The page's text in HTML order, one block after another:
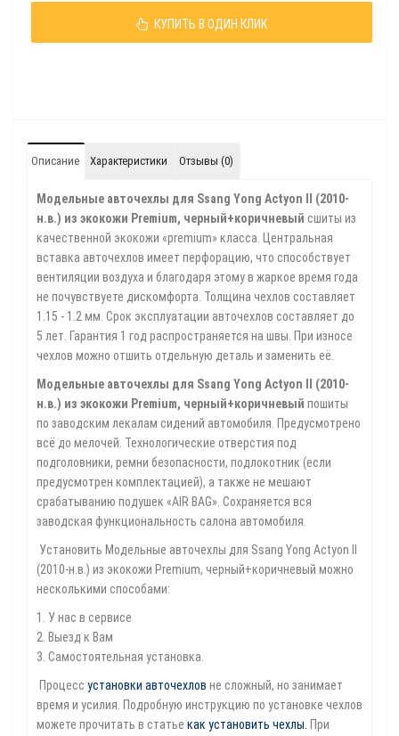
КУПИТЬ В ОДИН КЛИК
Описание Характеристики Отзывы (0)
Модельные авточехлы для Ssang Yong Actyon II (2010-
н.в.) из экокожи Premium, черный+коричневый сшиты из
качественной экокожи «premium» класса. Центральная
вставка авточехлов имеет перфорацию, что способствует
вентиляции воздуха и благодаря этому в жаркое время года
не почувствуете дискомфорта. Толщина чехлов составляет
1.15 - 1.2 мм. Срок эксплуатации авточехлов составляет до
5 лет. Гарантия 1 год распространяется на швы. При износе
чехлов можно отшить отдельную деталь и заменить её.
Модельные авточехлы для Ssang Yong Actyon II (2010-
н.в.) из экокожи Premium, черный+коричневый пошиты
по заводским лекалам сидений автомобиля. Предусмотрено
всё до мелочей. Технологические отверстия под
подголовники, ремни безопасности, подлокотник (если
предусмотрен комплектацией), а также не мешают
срабатыванию подушек «AIR BAG». Сохраняется вся
заводская функциональность салона автомобиля.
Установить Модельные авточехлы для Ssang Yong Actyon II
(2010-н.в.) из экокожи Premium, черный+коричневый можно
несколькими способами:
1. У нас в сервисе
2. Выезд к Вам
3. Самостоятельная установка.
Процесс установки авточехлов не сложный, но занимает
время и усилия. Подробную инструкцию по установке чехлов
можете прочитать в статье как установить чехлы При